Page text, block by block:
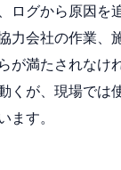
ログから原因を
力会社の作業、
が満たされなけ
くが、現場では
ます。